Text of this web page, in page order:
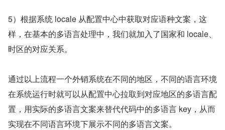
5）根据系统 locale 从配置中心中获取对应语种文案，这
样，在基本的多语言处理中，我们就加入了国家和 locale、
时区的对应关系。
通过以上流程一个外销系统在不同的地区，不同的语言环境
在系统运行时就可以从配置中心拉取到对应地区的多语言配
置，用实际的多语言文案来替代代码中的多语言 key，从而
实现在不同语言环境下展示不同的多语言文案。